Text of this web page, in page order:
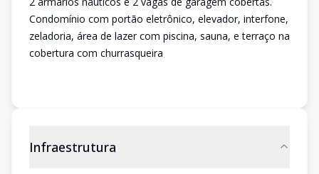
Condomínio com portão eletrônico, elevador, interfone,
zeladoria, área de lazer com piscina, sauna, e terraço na
cobertura com churrasqueira
Infraestrutura